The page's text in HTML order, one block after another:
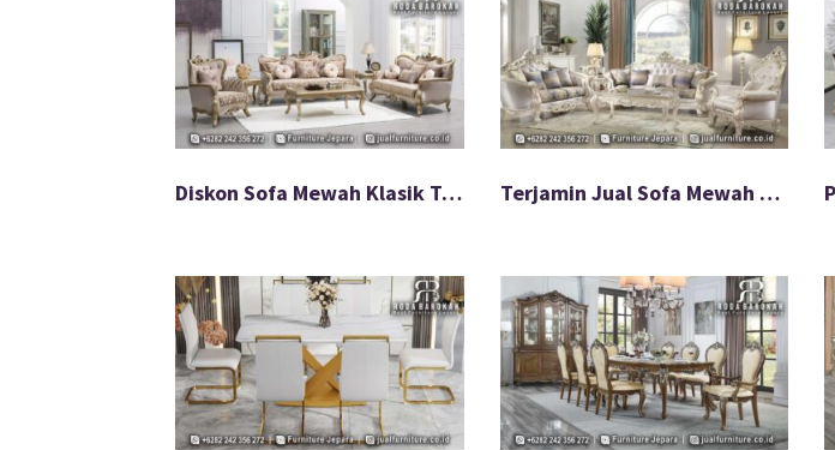
Diskon Sofa Mewah Klasik Tamu Anti Lembab FS-924 Terjamin Jual Sofa Mewah Terbaru Paling Populer FS-923